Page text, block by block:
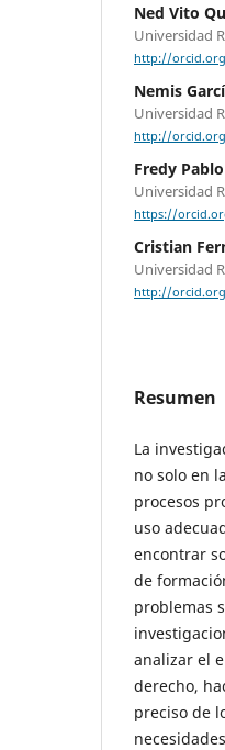
Ned Vito
Universidad
http://
Nemis
Universidad
http://
Fredy
Universidad
https://
Cristian
Universidad
http://
Resumen
La
no solo en
procesos
uso
encontrar
de
problemas
analizar el
derecho,
preciso de